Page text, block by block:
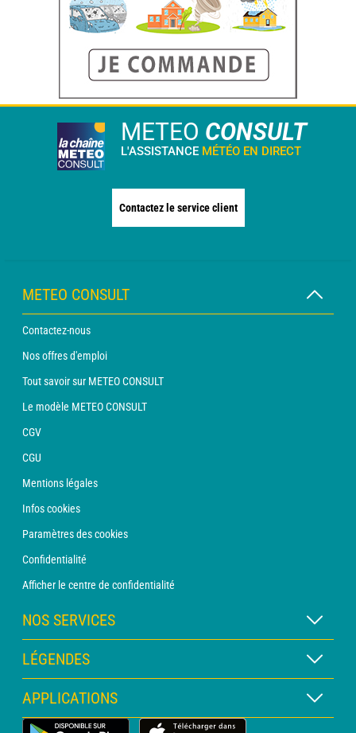
METEO CONSULT
L'ASSISTANCE MÉTÉO EN DIRECT
Contactez le service client
METEO CONSULT
Contactez-nous
Nos offres d'emploi
Tout savoir sur METEO CONSULT
Le modèle METEO CONSULT
CGV
CGU
Mentions légales
Infos cookies
Paramètres des cookies
Confidentialité
Afficher le centre de confidentialité
NOS SERVICES
Abonnement METEO Xpert
Abonnement METEO PRO
Consultation avec un prévisionniste
LÉGENDES
Légende des cartes
Légende des pictogrammes
APPLICATIONS